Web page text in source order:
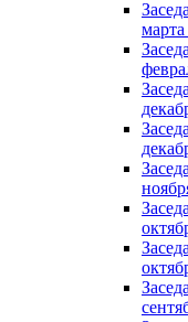
марта